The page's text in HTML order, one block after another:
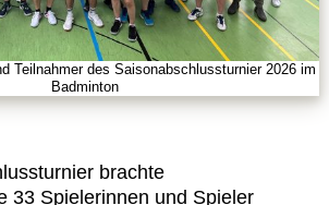
Teilnahmer des Saisonabschlussturnier 2026 im
Badminton
brachte
33 Spielerinnen und Spieler